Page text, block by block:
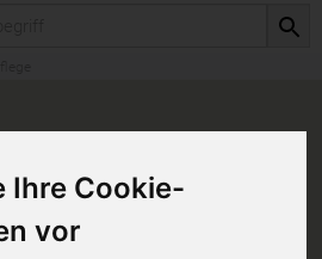
Ihre Cookie-
vor